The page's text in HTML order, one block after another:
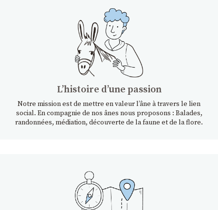
Lʼhistoire dʼune passion
Notre mission est de mettre en valeur l’âne à travers le lien
social. En compagnie de nos ânes nous proposons : Balades,
randonnées, médiation, découverte de la faune et de la flore.